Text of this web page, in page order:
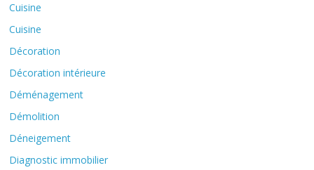
Cuisine
Cuisine
Décoration
Décoration intérieure
Déménagement
Démolition
Déneigement
Diagnostic immobilier